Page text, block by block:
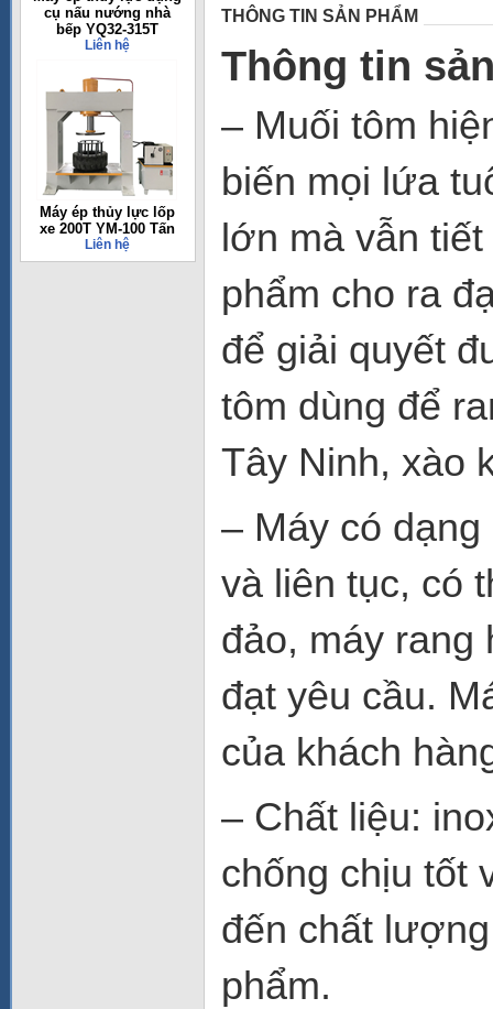
cụ nấu nướng nhà
bếp YQ32-315T
Liên hệ
Máy ép thủy lực lốp
xe 200T YM-100 Tấn
Liên hệ
THÔNG TIN SẢN PHẨM
Thông tin
– Muối tôm
biến mọi lứa
lớn mà vẫn
phẩm cho ra
để giải quyết
tôm dùng để
Tây Ninh, xào
– Máy có
và liên tục, có
đảo, máy rang
đạt yêu cầu.
của khách
– Chất liệu:
chống chịu tốt
đến chất
phẩm.